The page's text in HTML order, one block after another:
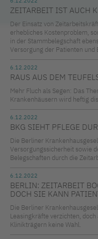
ZEITARBEIT IST AUCH
Der Einsatz von
erhebliches Kostenproblem,
in der Stammbelegschaft
Versorgung der Patienten und
6.12.2022
RAUS AUS DEM
Mehr Fluch als Segen: Das
Krankenhäusern wird heftig
6.12.2022
BKG SIEHT PFLEGE
Die Berliner
Versorgungssicherheit sowie
Belegschaften durch die
6.12.2022
BERLIN: ZEITARBEIT
DOCH SIE KANN
Die Berliner
Leasingkräfte verzichten,
Klinikträgern keine Wahl.